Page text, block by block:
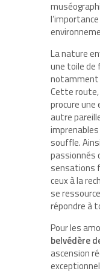
La nature
une toile de
notamment
Cette route,
procure une
autre
souffle.
passionnés
sensations
ceux à la
se
répondre à
Pour les
belvédère
ascension